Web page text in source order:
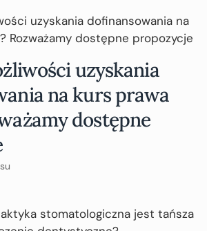
uzyskania
na kurs prawa
dostępne